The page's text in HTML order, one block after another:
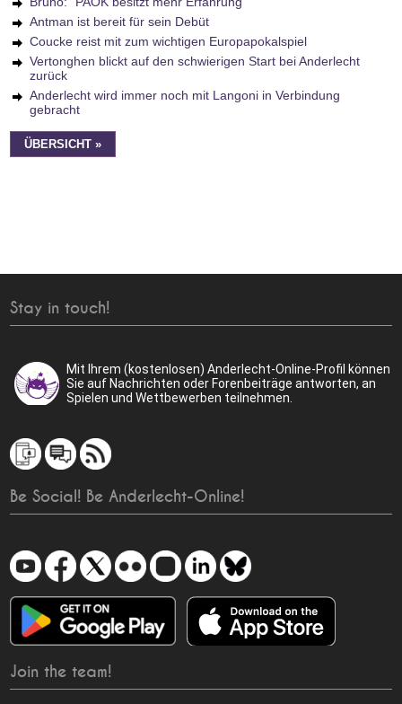
Antman ist bereit für sein Debüt
Coucke reist mit zum wichtigen Europapokalspiel
Vertonghen blickt auf den schwierigen Start bei Anderlecht
zurück
Anderlecht wird immer noch mit Langoni in Verbindung
gebracht
ÜBERSICHT »
Stay in touch!
Mit Ihrem (kostenlosen) Anderlecht-Online-Profil können
Sie auf Nachrichten oder Forenbeiträge antworten, an
Spielen und Wettbewerben teilnehmen.
Be Social! Be Anderlecht-Online!
Join the team!